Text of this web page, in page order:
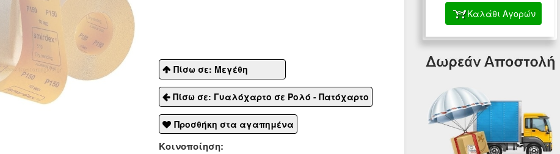
Πίσω σε: Μεγέθη
Πίσω σε: Γυαλόχαρτο σε Ρολό - Πατόχαρτο
Προσθήκη στα αγαπημένα
Κοινοποίηση:
Καλάθι Αγορών